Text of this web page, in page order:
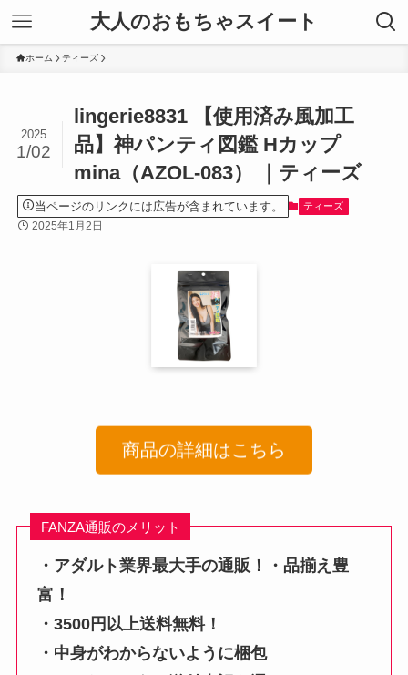
大人のおもちゃスイート
ホーム ティーズ
lingerie8831 【使用済み風加工
品】神パンティ図鑑 Hカップ
mina（AZOL-083） ｜ティーズ
2025
1/02
当ページのリンクには広告が含まれています。 ティーズ
2025年1月2日
商品の詳細はこちら
FANZA通販のメリット
・アダルト業界最大手の通販！・品揃え豊
富！
・3500円以上送料無料！
・中身がわからないように梱包